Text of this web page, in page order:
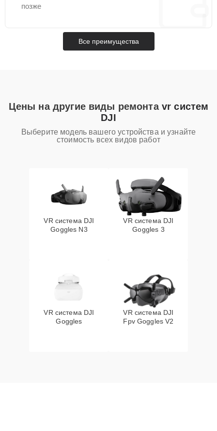
позже
Все преимущества
Цены на другие виды ремонта vr систем
DJI
Выберите модель вашего устройства и узнайте
стоимость всех видов работ
VR система DJI
Goggles N3
VR система DJI
Goggles 3
VR система DJI
Goggles
VR система DJI
Fpv Goggles V2